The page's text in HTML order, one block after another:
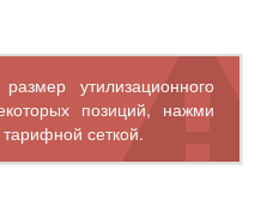
утилизационного
позиций, нажми
сеткой.